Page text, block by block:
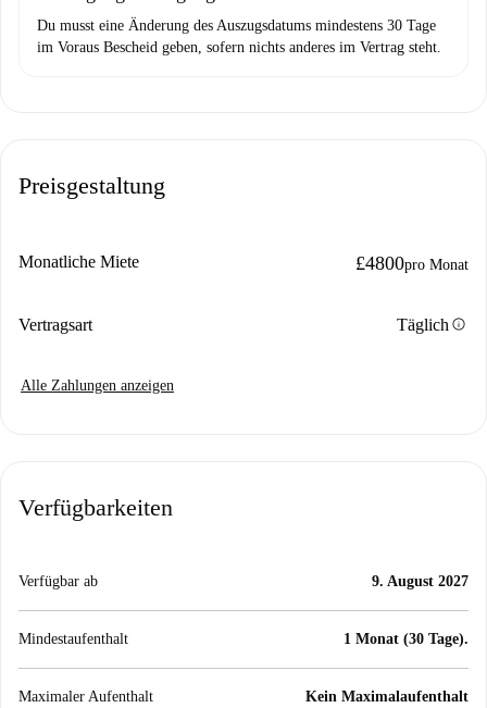
Du musst eine Änderung des Auszugsdatums mindestens 30 Tage
im Voraus Bescheid geben, sofern nichts anderes im Vertrag steht.
Preisgestaltung
Monatliche Miete £4800pro Monat
Vertragsart Täglichinfo
Alle Zahlungen anzeigen
Verfügbarkeiten
Verfügbar ab 9. August 2027
Mindestaufenthalt 1 Monat (30 Tage).
Maximaler Aufenthalt Kein Maximalaufenthalt